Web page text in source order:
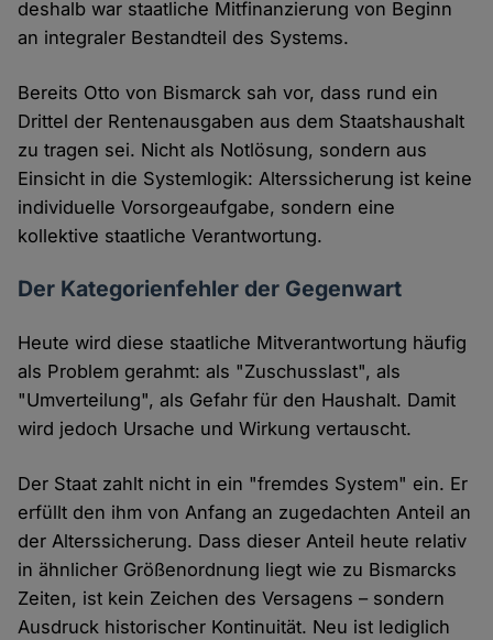
deshalb war staatliche Mitfinanzierung von Beginn
an integraler Bestandteil des Systems.
Bereits Otto von Bismarck sah vor, dass rund ein
Drittel der Rentenausgaben aus dem Staatshaushalt
zu tragen sei. Nicht als Notlösung, sondern aus
Einsicht in die Systemlogik: Alterssicherung ist keine
individuelle Vorsorgeaufgabe, sondern eine
kollektive staatliche Verantwortung.
Der Kategorienfehler der Gegenwart
Heute wird diese staatliche Mitverantwortung häufig
als Problem gerahmt: als "Zuschusslast", als
"Umverteilung", als Gefahr für den Haushalt. Damit
wird jedoch Ursache und Wirkung vertauscht.
Der Staat zahlt nicht in ein "fremdes System" ein. Er
erfüllt den ihm von Anfang an zugedachten Anteil an
der Alterssicherung. Dass dieser Anteil heute relativ
in ähnlicher Größenordnung liegt wie zu Bismarcks
Zeiten, ist kein Zeichen des Versagens – sondern
Ausdruck historischer Kontinuität. Neu ist lediglich